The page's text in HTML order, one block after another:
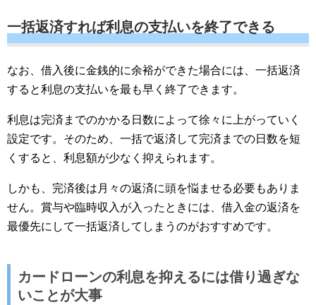
一括返済すれば利息の支払いを終了できる
なお、借入後に金銭的に余裕ができた場合には、一括返済
すると利息の支払いを最も早く終了できます。
利息は完済までのかかる日数によって徐々に上がっていく
設定です。そのため、一括で返済して完済までの日数を短
くすると、利息額が少なく抑えられます。
しかも、完済後は月々の返済に頭を悩ませる必要もありま
せん。賞与や臨時収入が入ったときには、借入金の返済を
最優先にして一括返済してしまうのがおすすめです。
カードローンの利息を抑えるには借り過ぎな
いことが大事